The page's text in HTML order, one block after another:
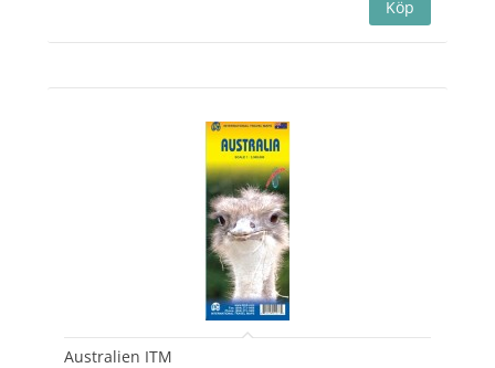
Australien ITM